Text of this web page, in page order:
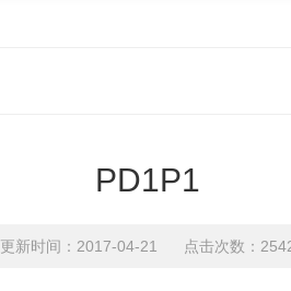
PD1P1
更新时间：2017-04-21 点击次数：